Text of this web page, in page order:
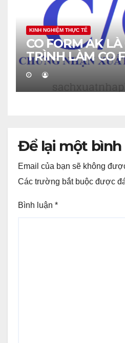
KINH NGHIỆM THỰC TẾ
CO FORM AK LÀ
TRÌNH LÀM CO
Để lại một bình
Email của bạn sẽ không
Các trường bắt buộc được
Bình luận *